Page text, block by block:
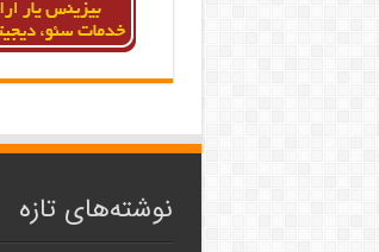
نوشته‌های تازه